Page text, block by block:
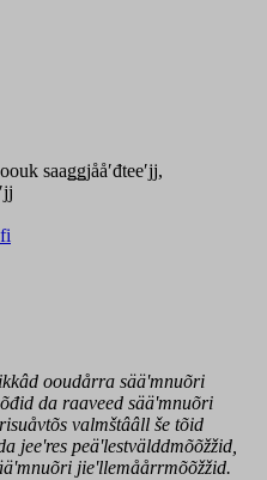
saaǥǥjååʹđteeʹjj,
ooudårra sääʹmnuõri
da raaveed sääʹmnuõri
valmštââll še tõid
jeeʹres peäʹlestvälddmõõžžid,
jieʹllemåårrmõõžžid.